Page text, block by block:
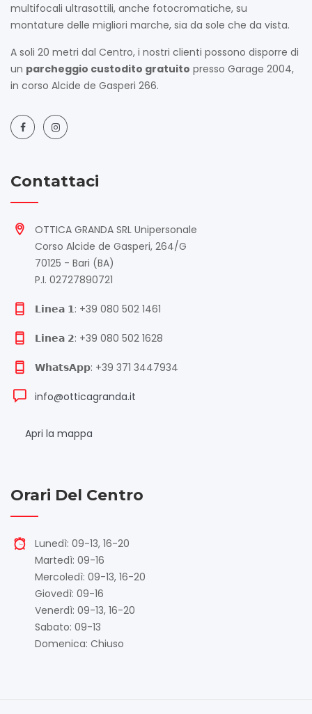
multifocali ultrasottili, anche fotocromatiche, su
montature delle migliori marche, sia da sole che da vista.
A soli 20 metri dal Centro, i nostri clienti possono disporre di
un parcheggio custodito gratuito presso Garage 2004,
in corso Alcide de Gasperi 266.
Contattaci
OTTICA GRANDA SRL Unipersonale
Corso Alcide de Gasperi, 264/G
70125 - Bari (BA)
P.I. 02727890721
𝗟𝗶𝗻𝗲𝗮 𝟭: +39 080 502 1461
𝗟𝗶𝗻𝗲𝗮 𝟮: +39 080 502 1628
𝗪𝗵𝗮𝘁𝘀𝗔𝗽𝗽: +39 371 3447934
info@otticagranda.it
Apri la mappa
Orari Del Centro
Lunedì: 09-13, 16-20
Martedì: 09-16
Mercoledì: 09-13, 16-20
Giovedì: 09-16
Venerdì: 09-13, 16-20
Sabato: 09-13
Domenica: Chiuso